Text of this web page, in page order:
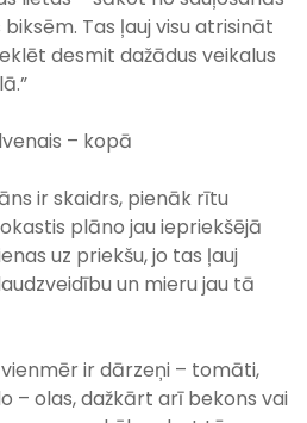
Tas ļauj visu atrisināt
desmit dažādus veikalus
– kopā
ir skaidrs, pienāk rītu
plāno jau iepriekšējā
uz priekšu, jo tas ļauj
un mieru jau tā
ir dārzeņi – tomāti,
– olas, dažkārt arī bekons vai